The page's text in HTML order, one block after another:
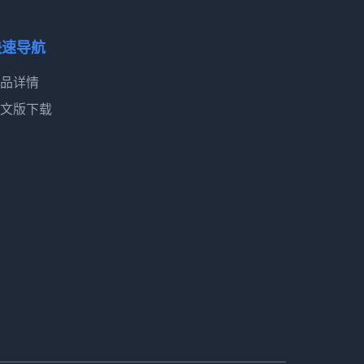
导航
详情
版下载